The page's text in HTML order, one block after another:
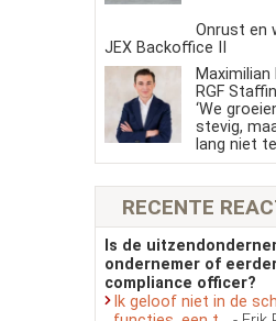
Onrust en
JEX Backoffice II
Maximilian
RGF
‘We
stevig,
lang niet
RECENTE
Is de
ondernemer of
compliance officer?
Ik geloof niet in de